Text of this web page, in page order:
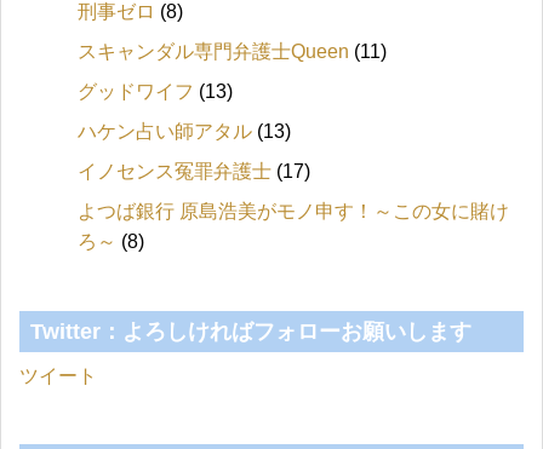
刑事ゼロ (8)
スキャンダル専門弁護士Queen (11)
グッドワイフ (13)
ハケン占い師アタル (13)
イノセンス冤罪弁護士 (17)
よつば銀行 原島浩美がモノ申す！～この女に賭け
ろ～ (8)
Twitter：よろしければフォローお願いします
ツイート